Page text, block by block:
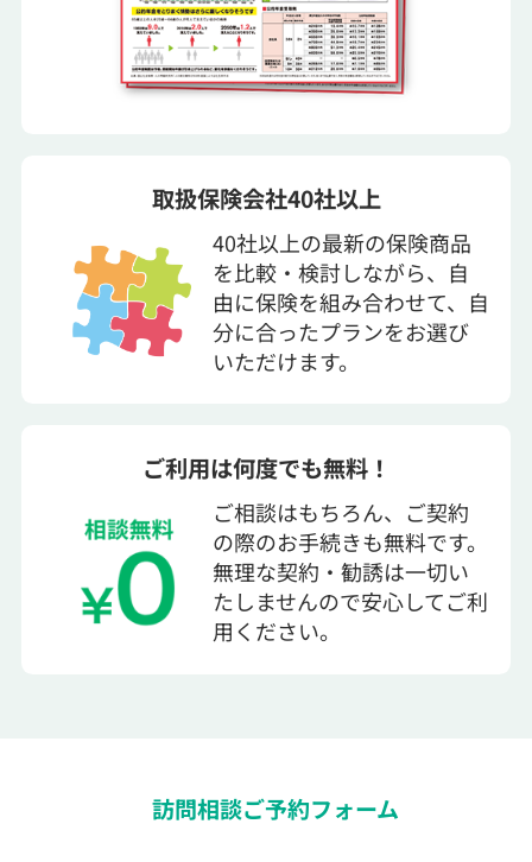
40社以上の最新の保険商品
を比較・検討しながら、自
由に保険を組み合わせて、自
分に合ったプランをお選び
いただけます。
取扱保険会社40社以上
ご相談はもちろん、ご契約
の際のお手続きも無料です。
無理な契約・勧誘は一切い
たしませんので安心してご利
用ください。
ご利用は何度でも無料！
訪問相談ご予約フォーム